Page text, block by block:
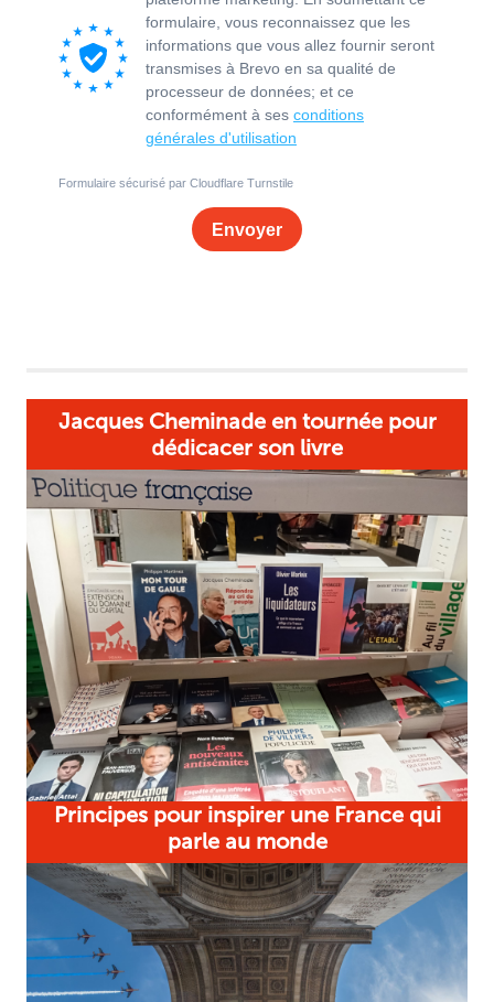
Jacques Cheminade en tournée pour
dédicacer son livre
Principes pour inspirer une France qui
parle au monde